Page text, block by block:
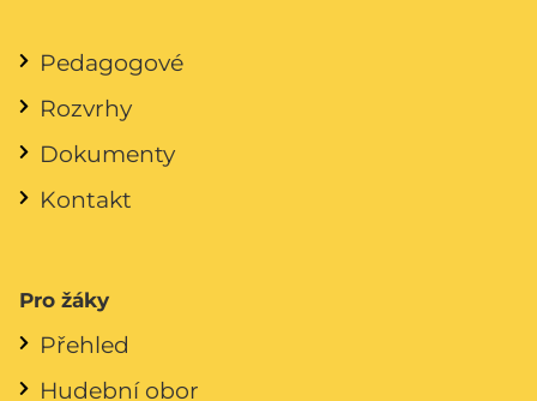
Pedagogové
Rozvrhy
Dokumenty
Kontakt
Pro žáky
Přehled
Hudební obor